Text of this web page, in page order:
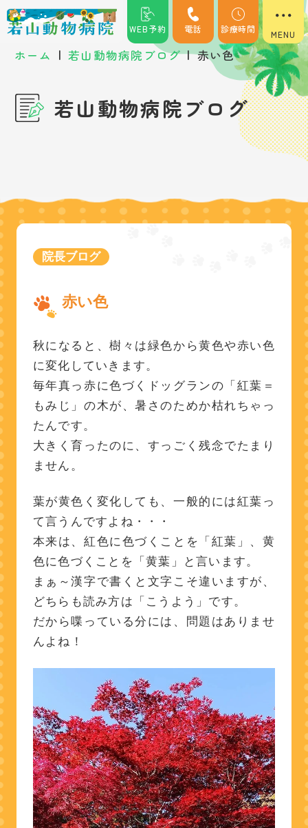
WEB予約 電話 診療時間
ホーム | 若山動物病院ブログ | 赤い色
若山動物病院ブログ
院長ブログ
赤い色
秋になると、樹々は緑色から黄色や赤い色
に変化していきます。
毎年真っ赤に色づくドッグランの「紅葉＝
もみじ」の木が、暑さのためか枯れちゃっ
たんです。
大きく育ったのに、すっごく残念でたまり
ません。
葉が黄色く変化しても、一般的には紅葉っ
て言うんですよね・・・
本来は、紅色に色づくことを「紅葉」、黄
色に色づくことを「黄葉」と言います。
まぁ～漢字で書くと文字こそ違いますが、
どちらも読み方は「こうよう」です。
だから喋っている分には、問題はありませ
んよね！